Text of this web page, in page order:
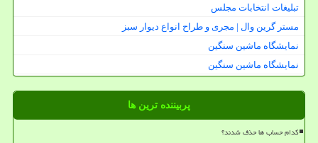
تبلیغات انتخابات مجلس
مستر گرین وال | مجری و طراح انواع دیوار سبز
نمایشگاه ماشین سنگین
نمایشگاه ماشین سنگین
پربیننده ترین ها
کدام حساب ها حذف شدند؟